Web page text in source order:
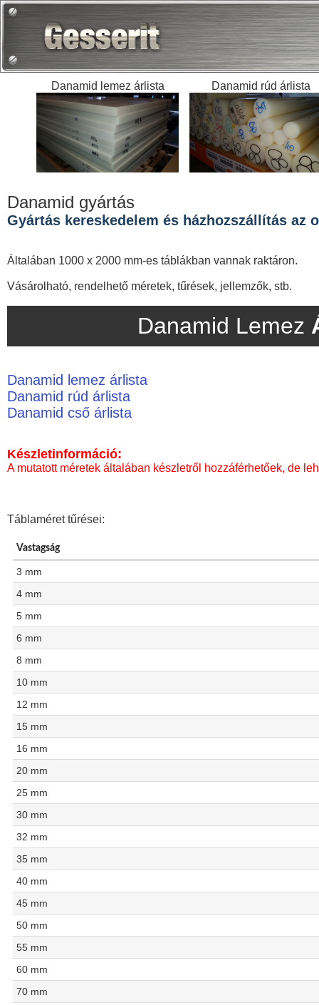
Danamid lemez árlista Danamid rúd árlista
Danamid gyártás
Gyártás kereskedelem és házhozszállítás
Általában 1000 x 2000 mm-es táblákban vannak raktáron.
Vásárolható, rendelhető méretek, tűrések, jellemzők, stb.
Danamid Lemez
Danamid lemez árlista
Danamid rúd árlista
Danamid cső árlista
Készletinformáció:
A mutatott méretek általában készletről hozzáférhetőek, de
Táblaméret tűrései:
Vastagság
3 mm
4 mm
5 mm
6 mm
8 mm
10 mm
12 mm
15 mm
16 mm
20 mm
25 mm
30 mm
32 mm
35 mm
40 mm
45 mm
50 mm
55 mm
60 mm
70 mm